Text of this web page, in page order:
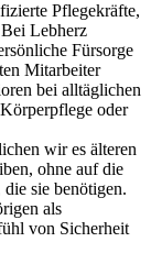
Pflegekräfte,
Lebherz
Fürsorge
Mitarbeiter
bei alltäglichen
oder
wir es älteren
ohne auf die
sie benötigen.
als
von Sicherheit